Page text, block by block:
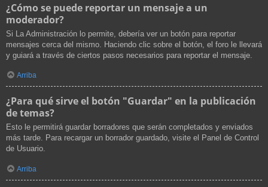
¿Cómo se puede reportar un mensaje a un
moderador?
Si La Administración lo permite, debería ver un botón para reportar
mensajes cerca del mismo. Haciendo clic sobre el botón, el foro le llevará
y guiará a través de ciertos pasos necesarios para reportar el mensaje.
Arriba
¿Para qué sirve el botón "Guardar" en la publicación
de temas?
Esto le permitirá guardar borradores que serán completados y enviados
más tarde. Para recargar un borrador guardado, visite el Panel de Control
de Usuario.
Arriba